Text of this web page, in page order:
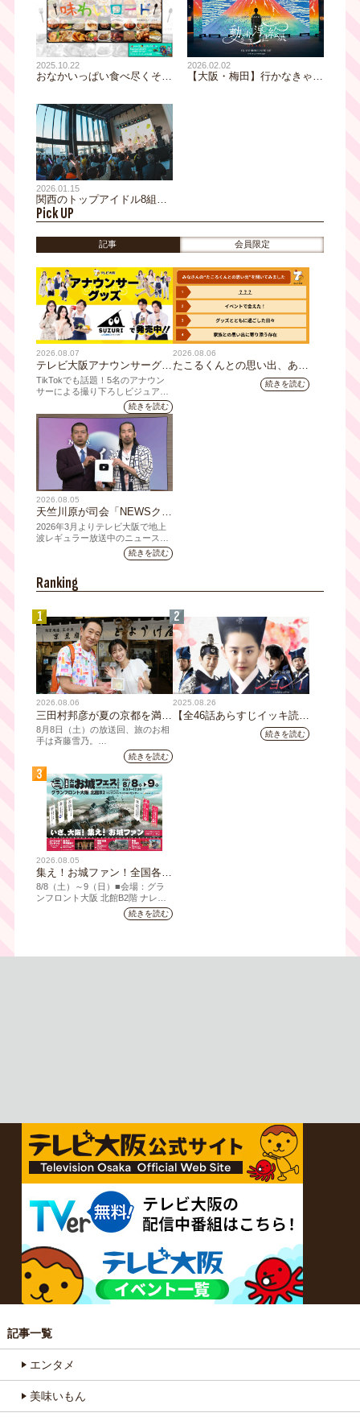
2025.10.22
おなかいっぱい食べ尽くそ
ーターショー』でグルメの大
型祭典「味わいロード」が同
時開催！出展者の１部をご紹
介！
2026.02.02
【大阪・梅田】行かなきゃ
2026.01.15
関西のトップアイドル8組が
テレビ大阪に集結！“白熱”の
ステージと“爆笑”のコラボ企
画!?アイドルによる放送局占
Pick UP
記事 会員限定
2026.08.07
テレビ大阪アナウンサーグッ
ズの新商品 8月8日(土)に発
売！ テーマは「個性全開」5
人それぞれの"らしさ"を詰め
込んだアイテムが登場
TikTokでも話題！5名のアナウン
サーによる撮り下ろしビジュアル
を使用した新グッズを発売続きを読む
2026.08.06
たこるくんとの思い出、あり
ますか？会員のみなさんに聞
続きを読む
2026.08.05
天竺川原が司会「NEWSクラ
イシス」チャンネル登録者数
10万人突破！テレビ大阪の番
組史上最速記録を更新
2026年3月よりテレビ大阪で地上
波レギュラー放送中のニュース番
組「NEWSクライシス」が、この
たび2026年7月12日(日)に、
人を達成しました。
続きを読む
Ranking
1
2026.08.06
三田村邦彦が夏の京都を満喫
｜太っ腹な「無限朝食」、住
宅街の隠れ家・角打ち、売り
切れ御免の夏の名物を堪能！
三田村大絶賛！暑い時こそ食
べたい絶品四川料理も
8月8日（土）の放送回、旅のお相
手は斉藤雪乃。
「おとな旅あるき旅」は毎週土曜
夕方6:30～放送。三田村邦彦が訪
れた先の土地を歩いて、地元の美
味や美酒、風景を味わい、そして
地元の人々とのふれあいの中から
感じたことを伝える“おとなのため
の”旅番組です。
今回は夏の京都へ。五感で愉し
む、雅な伝統×心潤す美味いもん
続きを読む
2
2025.08.26
【全46話あらすじイッキ読
み】韓国ドラマ『火の女神
ジョンイ』｜テレビ大阪 9
続きを読む
3
2026.08.05
集え！お城ファン！全国各地
のお城PRブースが群雄割
拠！『大阪・お城フェス
2026』、いよいよ8/8（土）
8/8（⼟）～9（日）■会場：グラ
ンフロント⼤阪 北館B2階 ナレッ
ジキャピタル コングレコンベンシ
ョンセンター ⼤⼈ 前売1,400円
続きを読む
記事一覧
エンタメ
美味いもん